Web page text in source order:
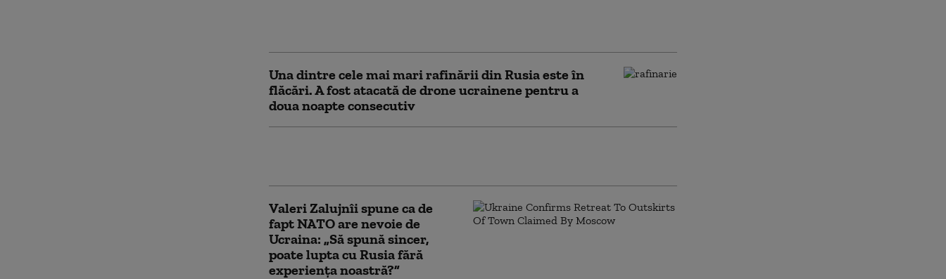
Una dintre cele mai mari rafinării din Rusia este în
flăcări. A fost atacată de drone ucrainene pentru a
doua noapte consecutiv
Valeri Zalujnîi spune ca de
fapt NATO are nevoie de
Ucraina: „Să spună sincer,
poate lupta cu Rusia fără
experiența noastră?”